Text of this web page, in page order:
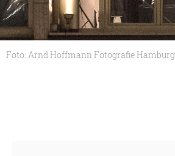
Foto: Arnd Hoffmann Fotografie Hamburg